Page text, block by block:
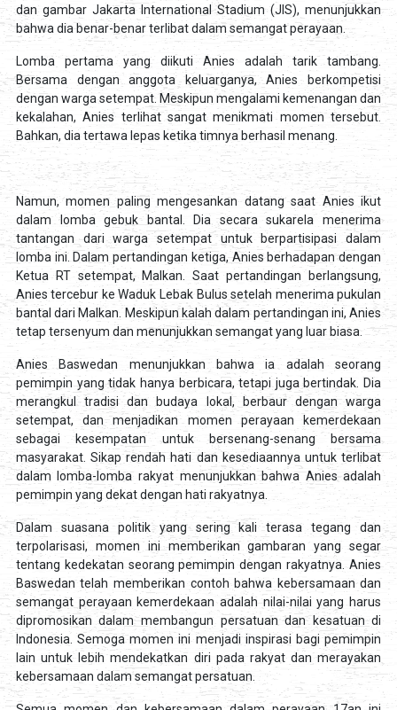
dan gambar Jakarta International Stadium (JIS), menunjukkan
bahwa dia benar-benar terlibat dalam semangat perayaan.
Lomba pertama yang diikuti Anies adalah tarik tambang.
Bersama dengan anggota keluarganya, Anies berkompetisi
dengan warga setempat. Meskipun mengalami kemenangan dan
kekalahan, Anies terlihat sangat menikmati momen tersebut.
Bahkan, dia tertawa lepas ketika timnya berhasil menang.
Namun, momen paling mengesankan datang saat Anies ikut
dalam lomba gebuk bantal. Dia secara sukarela menerima
tantangan dari warga setempat untuk berpartisipasi dalam
lomba ini. Dalam pertandingan ketiga, Anies berhadapan dengan
Ketua RT setempat, Malkan. Saat pertandingan berlangsung,
Anies tercebur ke Waduk Lebak Bulus setelah menerima pukulan
bantal dari Malkan. Meskipun kalah dalam pertandingan ini, Anies
tetap tersenyum dan menunjukkan semangat yang luar biasa.
Anies Baswedan menunjukkan bahwa ia adalah seorang
pemimpin yang tidak hanya berbicara, tetapi juga bertindak. Dia
merangkul tradisi dan budaya lokal, berbaur dengan warga
setempat, dan menjadikan momen perayaan kemerdekaan
sebagai kesempatan untuk bersenang-senang bersama
masyarakat. Sikap rendah hati dan kesediaannya untuk terlibat
dalam lomba-lomba rakyat menunjukkan bahwa Anies adalah
pemimpin yang dekat dengan hati rakyatnya.
Dalam suasana politik yang sering kali terasa tegang dan
terpolarisasi, momen ini memberikan gambaran yang segar
tentang kedekatan seorang pemimpin dengan rakyatnya. Anies
Baswedan telah memberikan contoh bahwa kebersamaan dan
semangat perayaan kemerdekaan adalah nilai-nilai yang harus
dipromosikan dalam membangun persatuan dan kesatuan di
Indonesia. Semoga momen ini menjadi inspirasi bagi pemimpin
lain untuk lebih mendekatkan diri pada rakyat dan merayakan
kebersamaan dalam semangat persatuan.